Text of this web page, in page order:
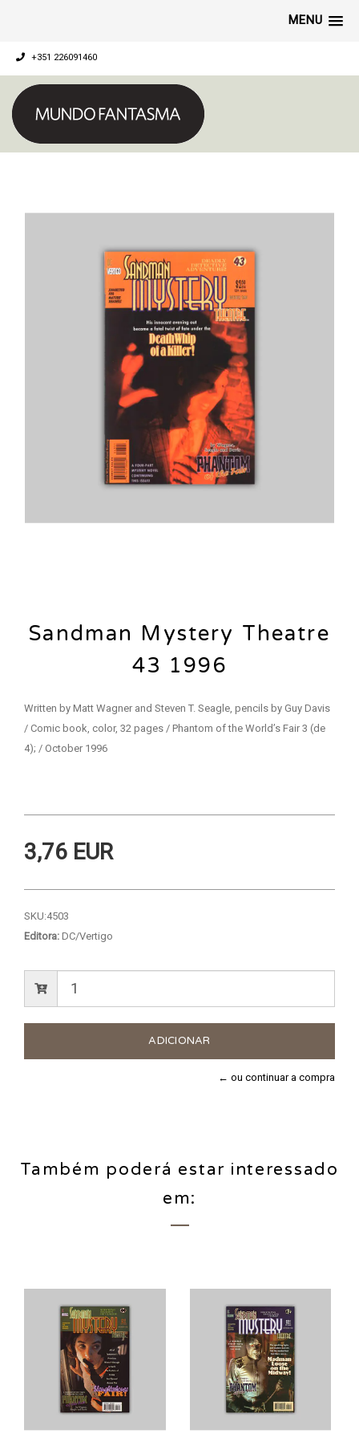
MENU
+351 226091460
Sandman Mystery Theatre
43 1996
Written by Matt Wagner and Steven T. Seagle, pencils by Guy Davis
/ Comic book, color, 32 pages / Phantom of the World’s Fair 3 (de
4); / October 1996
3,76 EUR
SKU:4503
Editora: DC/Vertigo
← ou continuar a compra
Também poderá estar interessado
em: